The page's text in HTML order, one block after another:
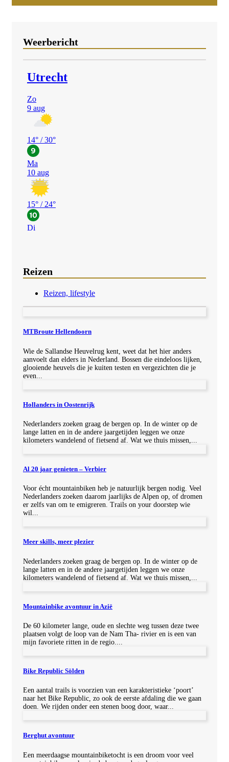
Weerbericht
Reizen
Reizen, lifestyle
MTBroute Hellendoorn
Wie de Sallandse Heuvelrug kent, weet dat het hier anders
aanvoelt dan elders in Nederland. Bossen die eindeloos lijken,
glooiende heuvels die je kuiten testen en vergezichten die je
even...
Hollanders in Oostenrijk
Nederlanders zoeken graag de bergen op. In de winter op de
lange latten en in de andere jaargetijden leggen we onze
kilometers wandelend of fietsend af. Wat we thuis missen,...
Al 20 jaar genieten – Verbier
Voor écht mountainbiken heb je natuurlijk bergen nodig. Veel
Nederlanders zoeken daarom jaarlijks de Alpen op, of dromen
er zelfs van om te emigreren. Trails on your doorstep wie
wil...
Meer skills, meer plezier
Nederlanders zoeken graag de bergen op. In de winter op de
lange latten en in de andere jaargetijden leggen we onze
kilometers wandelend of fietsend af. Wat we thuis missen,...
Mountainbike avontuur in Azië
De 60 kilometer lange, oude en slechte weg tussen deze twee
plaatsen volgt de loop van de Nam Tha- rivier en is een van
mijn favoriete ritten in de regio....
Bike Republic Sölden
Een aantal trails is voorzien van een karakteristieke ‘poort’
naar het Bike Republic, zo ook de eerste afdaling die we gaan
doen. We rijden onder een stenen boog door, waar...
Berghut avontuur
Een meerdaagse mountainbiketocht is een droom voor veel